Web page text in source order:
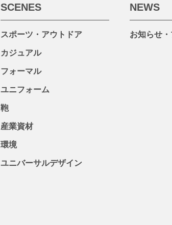
SCENES
スポーツ・アウトドア
カジュアル
フォーマル
ユニフォーム
鞄
産業資材
環境
ユニバーサルデザイン
NEWS
お知らせ